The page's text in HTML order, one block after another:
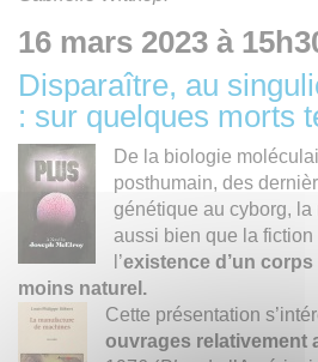
16 mars 2023 à
Disparaître, au
: sur quelques morts
De la biologie
posthumain, des
génétique au cyborg,
aussi bien que la
l’existence d’un
moins naturel.
Cette présentation
ouvrages relativement